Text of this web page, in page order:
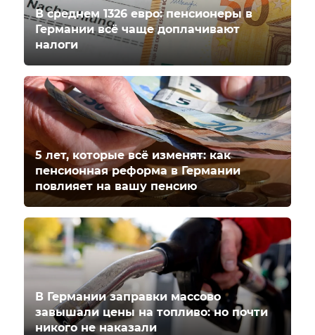
В среднем 1326 евро: пенсионеры в
Германии всё чаще доплачивают
налоги
5 лет, которые всё изменят: как
пенсионная реформа в Германии
повлияет на вашу пенсию
В Германии заправки массово
завышали цены на топливо: но почти
никого не наказали